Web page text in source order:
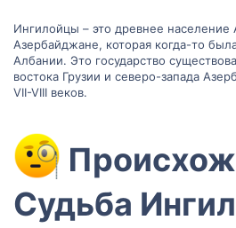
Ингилойцы – это древнее население
Азербайджане, которая когда-то
Албании. Это государство
востока Грузии и северо-запада
VII-VIII веков.
Судьба